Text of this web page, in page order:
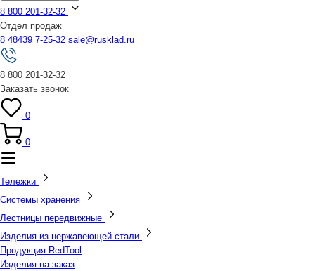
8 800 201-32-32
Отдел продаж
8 48439 7-25-32 sale@rusklad.ru
8 800 201-32-32
Заказать звонок
0
0
Тележки
Системы хранения
Лестницы передвижные
Изделия из нержавеющей стали
Продукция RedTool
Изделия на заказ